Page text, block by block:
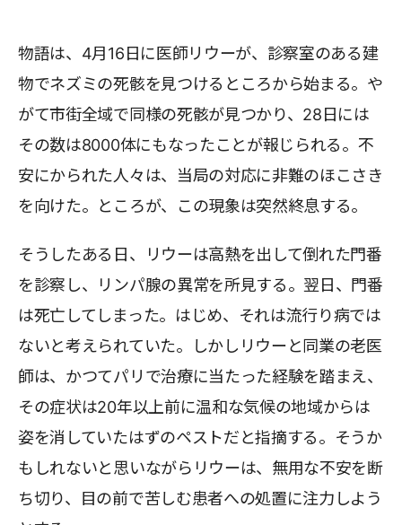
物語は、4月16日に医師リウーが、診察室のある建
物でネズミの死骸を見つけるところから始まる。や
がて市街全域で同様の死骸が見つかり、28日には
その数は8000体にもなったことが報じられる。不
安にかられた人々は、当局の対応に非難のほこさき
を向けた。ところが、この現象は突然終息する。
そうしたある日、リウーは高熱を出して倒れた門番
を診察し、リンパ腺の異常を所見する。翌日、門番
は死亡してしまった。はじめ、それは流行り病では
ないと考えられていた。しかしリウーと同業の老医
師は、かつてパリで治療に当たった経験を踏まえ、
その症状は20年以上前に温和な気候の地域からは
姿を消していたはずのペストだと指摘する。そうか
もしれないと思いながらリウーは、無用な不安を断
ち切り、目の前で苦しむ患者への処置に注力しよう